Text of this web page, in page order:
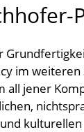
im weiteren
all jener
kulturellen